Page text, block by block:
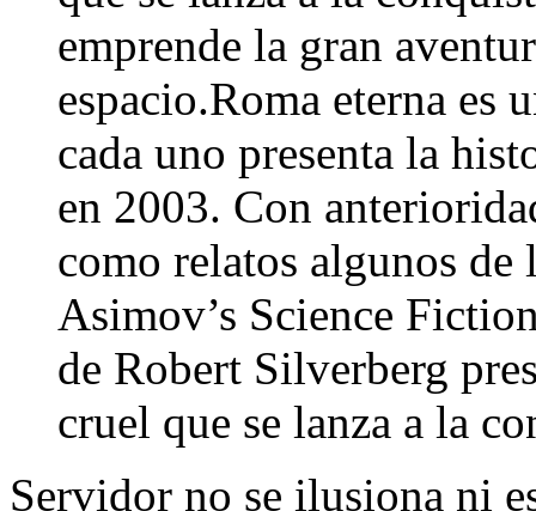
emprende la gran
espacio.Roma eterna es
cada uno presenta la
en 2003. Con
como relatos algunos
Asimov’s Science
de Robert Silverberg
cruel que se lanza a la
Servidor no se ilusiona ni